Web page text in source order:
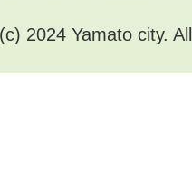
2024 Yamato city.